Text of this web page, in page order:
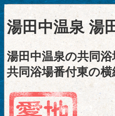
湯田中温泉 湯
湯田中温泉の共同
共同浴場番付東の横